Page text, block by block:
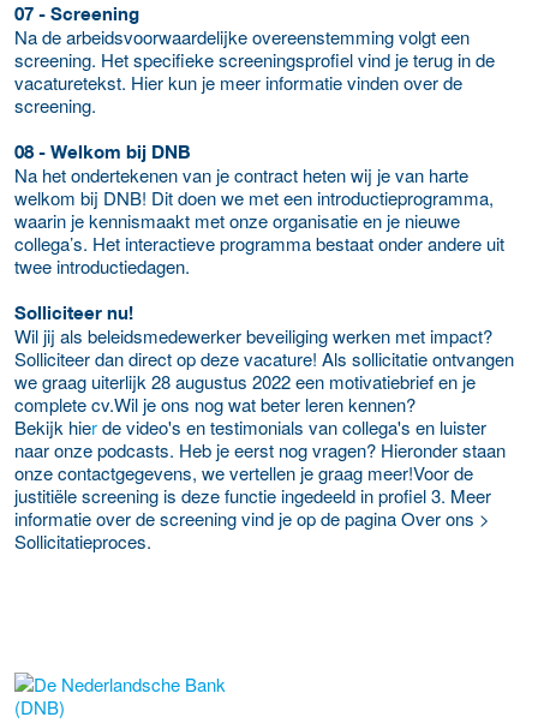
07 - Screening
Na de arbeidsvoorwaardelijke overeenstemming volgt een
screening. Het specifieke screeningsprofiel vind je terug in de
vacaturetekst. Hier kun je meer informatie vinden over de
screening.
08 - Welkom bij DNB
Na het ondertekenen van je contract heten wij je van harte
welkom bij DNB! Dit doen we met een introductieprogramma,
waarin je kennismaakt met onze organisatie en je nieuwe
collega’s. Het interactieve programma bestaat onder andere uit
twee introductiedagen.
Solliciteer nu!
Wil jij als beleidsmedewerker beveiliging werken met impact?
Solliciteer dan direct op deze vacature! Als sollicitatie ontvangen
we graag uiterlijk 28 augustus 2022 een motivatiebrief en je
complete cv.Wil je ons nog wat beter leren kennen?
Bekijk hierde video's en testimonials van collega's en luister
naar onze podcasts. Heb je eerst nog vragen? Hieronder staan
onze contactgegevens, we vertellen je graag meer!Voor de
justitiële screening is deze functie ingedeeld in profiel 3. Meer
informatie over de screening vind je op de pagina Over ons >
Sollicitatieproces.
Meer werkgever details